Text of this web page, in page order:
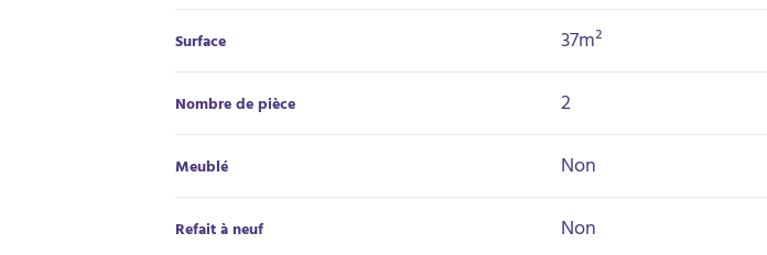
Surface 37m²
Nombre de pièce 2
Meublé Non
Refait à neuf Non